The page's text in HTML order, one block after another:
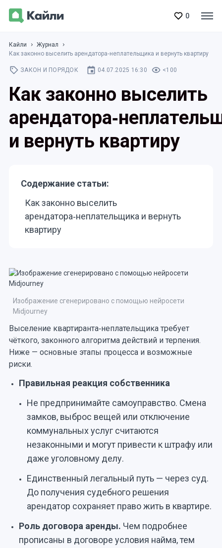
0
Кайли
Журнал
Как законно выселить арендатора‑неплательщика и вернуть квартиру
ЗАКОН И ПОРЯДОК 04.07.2025 16:30 <100
Как законно выселить
и вернуть квартиру
Содержание статьи:
Как законно выселить
арендатора‑неплательщика и вернуть
квартиру
Изображение сгенерировано с помощью нейросети
Midjourney
Выселение квартиранта‑неплательщика требует
чёткого, законного алгоритма действий и терпения.
Ниже — основные этапы процесса и возможные
риски.
Правильная реакция собственника
Не предпринимайте самоуправство. Смена
замков, выброс вещей или отключение
коммунальных услуг считаются
незаконными и могут привести к штрафу или
даже уголовному делу.
Единственный легальный путь — через суд.
До получения судебного решения
арендатор сохраняет право жить в квартире.
Роль договора аренды. Чем подробнее
прописаны в договоре условия найма, тем